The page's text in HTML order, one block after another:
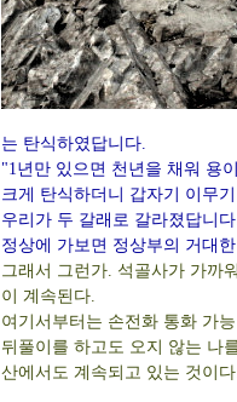
는 탄식하였답니다.
"1년만 있으면 천년을 채워 용
크게 탄식하더니 갑자기 이무
우리가 두 갈래로 갈라졌답니
정상에 가보면 정상부의 거대
그래서 그런가. 석골사가 가까
이 계속된다.
여기서부터는 손전화 통화 가
뒤풀이를 하고도 오지 않는 나
산에서도 계속되고 있는 것이